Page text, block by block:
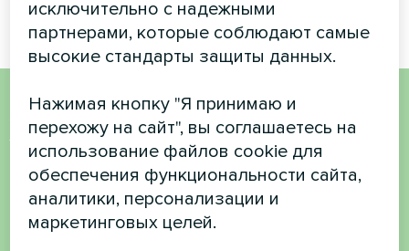
Хотите купить или у вас
есть вопросы?
Свяжитесь с нами, и мы поможем вам
исключительно с надежными
партнерами, которые соблюдают самые
высокие стандарты защиты данных.
Нажимая кнопку "Я принимаю и
перехожу на сайт", вы соглашаетесь на
использование файлов cookie для
обеспечения функциональности сайта,
аналитики, персонализации и
маркетинговых целей.